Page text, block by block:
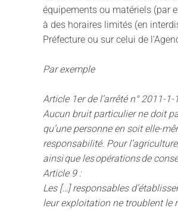
équipements ou matériels (par
à des horaires limités (en
Préfecture ou sur celui de
Par exemple
Article 1er de l’arrêté n° 2011-
Aucun bruit particulier ne doit
qu’une personne en soit elle-
responsabilité. Pour
ainsi que les opérations de
Article 9 :
Les […] responsables
leur exploitation ne troublent le